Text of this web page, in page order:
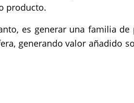
producto.
es generar una familia
generando valor añadido